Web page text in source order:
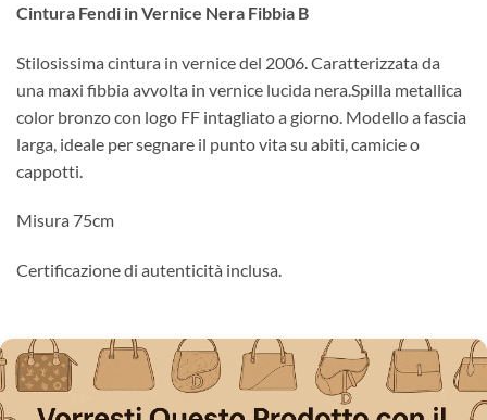
Cintura Fendi in Vernice Nera Fibbia B
Stilosissima cintura in vernice del 2006. Caratterizzata da
una maxi fibbia avvolta in vernice lucida nera.Spilla metallica
color bronzo con logo FF intagliato a giorno. Modello a fascia
larga, ideale per segnare il punto vita su abiti, camicie o
cappotti.
Misura 75cm
Certificazione di autenticità inclusa.